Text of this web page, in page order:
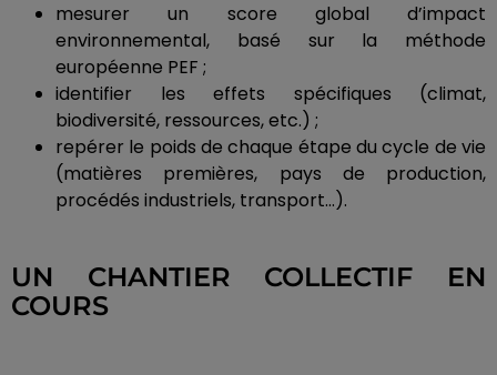
mesurer un score global d’impact
environnemental, basé sur la méthode
européenne PEF ;
identifier les effets spécifiques (climat,
biodiversité, ressources, etc.) ;
repérer le poids de chaque étape du cycle de vie
(matières premières, pays de production,
procédés industriels, transport…).
UN CHANTIER COLLECTIF EN
COURS